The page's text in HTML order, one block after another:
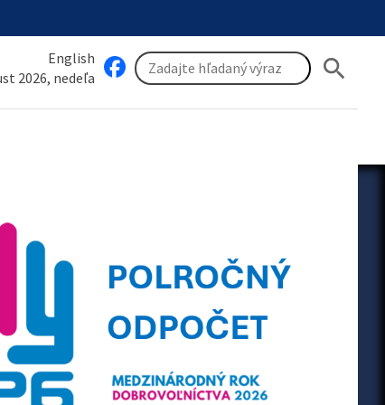
English
2026, nedeľa
search